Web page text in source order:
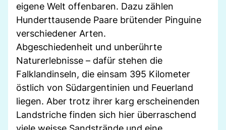
eigene Welt offenbaren. Dazu zählen
Hunderttausende Paare brütender Pinguine
verschiedener Arten.
Abgeschiedenheit und unberührte
Naturerlebnisse – dafür stehen die
Falklandinseln, die einsam 395 Kilometer
östlich von Südargentinien und Feuerland
liegen. Aber trotz ihrer karg erscheinenden
Landstriche finden sich hier überraschend